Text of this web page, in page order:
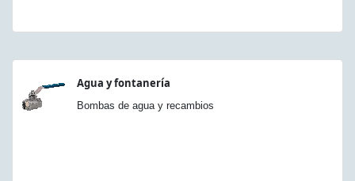
Agua y fontanería
Bombas de agua y recambios